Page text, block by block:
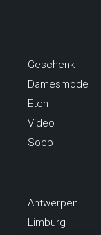
Geschenk
Damesmode
Eten
Video
Soep
Antwerpen
Limburg